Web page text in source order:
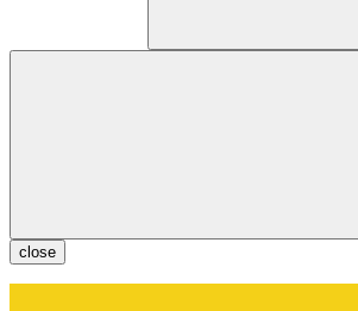
close